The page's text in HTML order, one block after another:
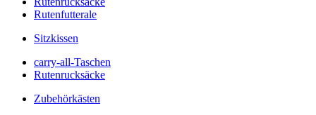
Rutenfutterale
Sitzkissen
carry-all-Taschen
Rutenrucksäcke
Zubehörkästen